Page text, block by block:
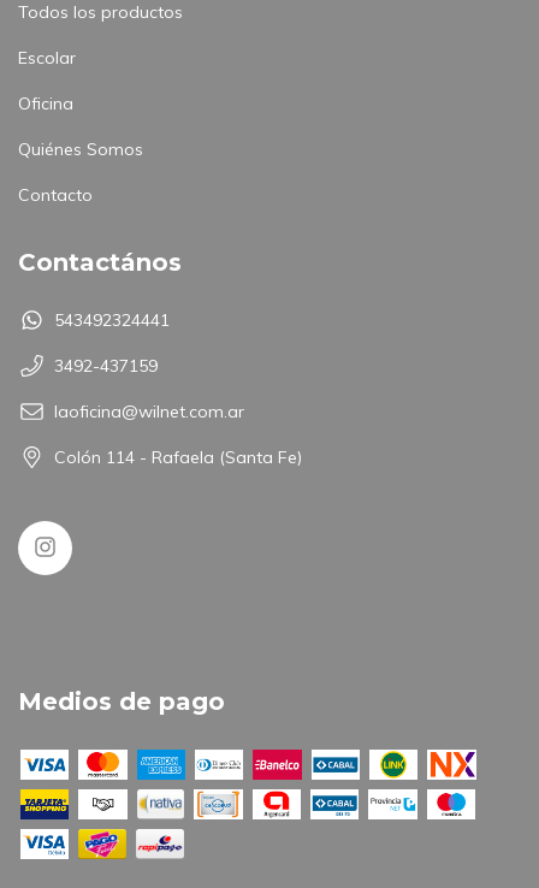
Todos los productos
Escolar
Oficina
Quiénes Somos
Contacto
Contactános
543492324441
3492-437159
laoficina@wilnet.com.ar
Colón 114 - Rafaela (Santa Fe)
Medios de pago